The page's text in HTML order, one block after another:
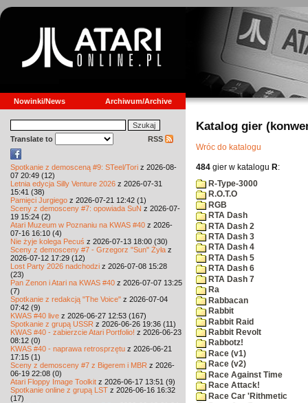
Nowinki/News Archiwum/Archive
Translate to RSS
Spotkanie z demosceną #9: STeel/Tori z 2026-08-
07 20:49 (12)
Letnia edycja Silly Venture 2026 z 2026-07-31
15:41 (38)
Pamięci Jurgiego z 2026-07-21 12:42 (1)
Sceny z demosceny #7: opowiada SuN z 2026-07-
19 15:24 (2)
Atari Muzeum w Poznaniu na KWAS #40 z 2026-
07-16 16:10 (4)
Nie żyje kolega Pecuś z 2026-07-13 18:00 (30)
Sceny z demosceny #7 - Grzegorz "Sun" Żyła z
2026-07-12 17:29 (12)
Lost Party 2026 nadchodzi z 2026-07-08 15:28
(23)
Pan Zenon i Atari na KWAS #40 z 2026-07-07 13:25
(7)
Spotkanie z redakcją "The Voice" z 2026-07-04
07:42 (9)
KWAS #40 live z 2026-06-27 12:53 (167)
Spotkanie z grupą USSR z 2026-06-26 19:36 (11)
KWAS #40 - zabierzcie Atari Portfolio! z 2026-06-23
08:12 (0)
KWAS #40 - naprawa retrosprzętu z 2026-06-21
17:15 (1)
Sceny z demosceny #7 z Bigerem i MBR z 2026-
06-19 22:08 (0)
Atari Floppy Image Toolkit z 2026-06-17 13:51 (9)
Spotkanie online z grupą LST z 2026-06-16 16:32
(17)
Katalog gier
Wróc do katalogu
484 gier w katalogu R:
R-Type-3000
R.O.T.O
RGB
RTA Dash
RTA Dash 2
RTA Dash 3
RTA Dash 4
RTA Dash 5
RTA Dash 6
RTA Dash 7
Ra
Rabbacan
Rabbit
Rabbit Raid
Rabbit Revolt
Rabbotz!
Race (v1)
Race (v2)
Race Against Time
Race Attack!
Race Car 'Rithmetic